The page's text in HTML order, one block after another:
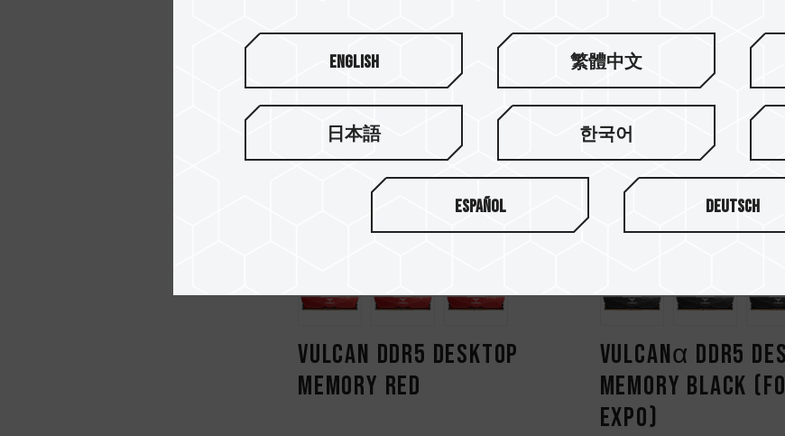
VULCAN DDR5 DESKTOP
MEMORY RED
VULCANα DDR5
MEMORY BLACK
EXPO)
English 繁體中文
日本語 한국어
Español Deutsch